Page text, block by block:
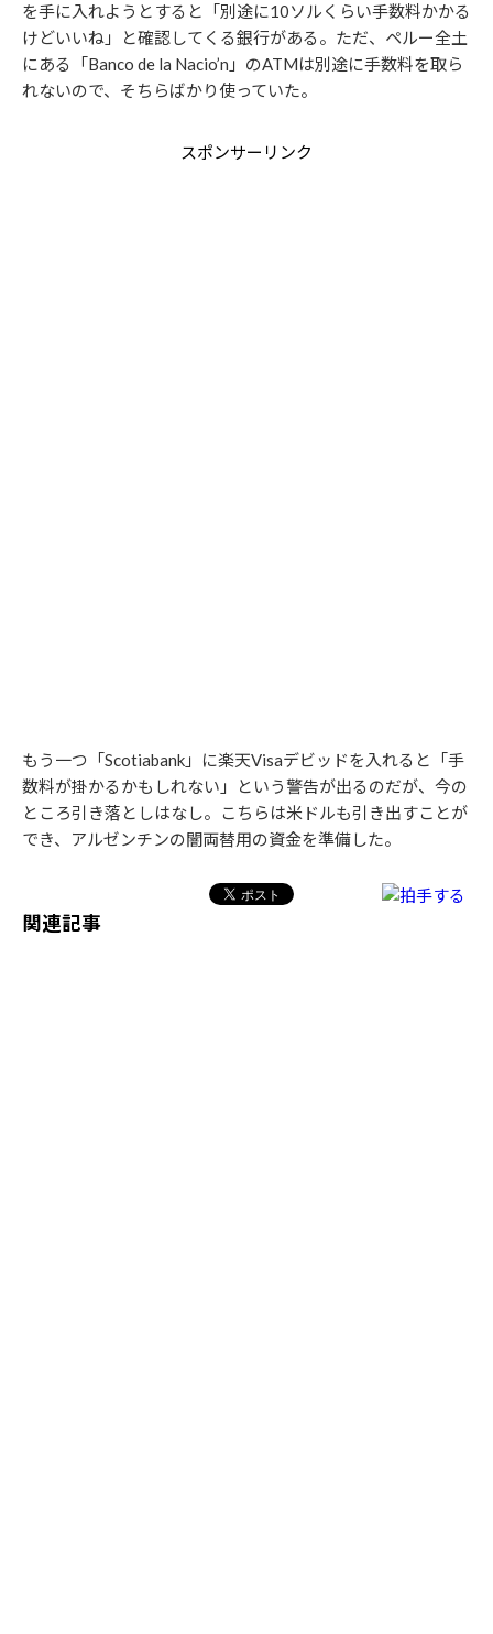
を手に入れようとすると「別途に10ソルくらい手数料かかる
けどいいね」と確認してくる銀行がある。ただ、ペルー全土
にある「Banco de la Nacio’n」のATMは別途に手数料を取ら
れないので、そちらばかり使っていた。
スポンサーリンク
もう一つ「Scotiabank」に楽天Visaデビッドを入れると「手
数料が掛かるかもしれない」という警告が出るのだが、今の
ところ引き落としはなし。こちらは米ドルも引き出すことが
でき、アルゼンチンの闇両替用の資金を準備した。
関連記事